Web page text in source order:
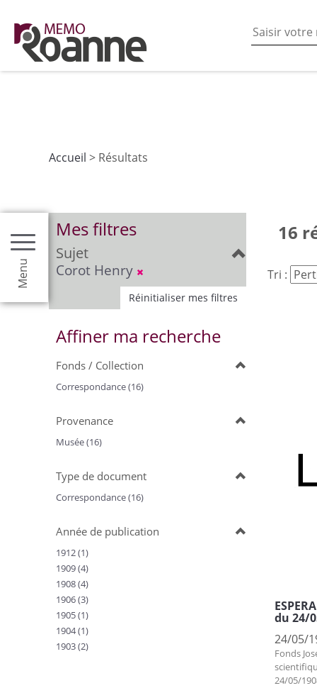
En poursuivant votre navigation sur ce site vous
les fonctionnalités de partages de contenu sur les
Menu
Accueil > Résultats
Mes filtres
Sujet
Corot Henry
Réinitialiser mes filtres
Affiner ma recherche
Fonds / Collection
Correspondance (16)
Provenance
Musée (16)
Type de document
Correspondance (16)
Année de publication
1912 (1)
1909 (4)
1908 (4)
1906 (3)
1905 (1)
1904 (1)
1903 (2)
16
Tri :
du 24/
24/05/
Fonds
24/05/